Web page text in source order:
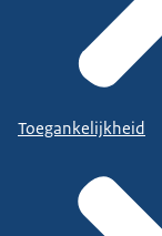
Toegankelijkheid